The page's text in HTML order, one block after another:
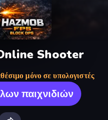
Shooter
μόνο σε υπολογιστές
παιχνιδιών